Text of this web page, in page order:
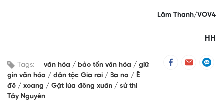
Lâm Thanh/VOV4
HH
Tags: văn hóa bảo tồn văn hóa
giữ
gìn văn hóa
dân tộc Gia rai Ba na
Ê
đê
xoang Gặt lúa đông xuân
sử thi
Tây Nguyên